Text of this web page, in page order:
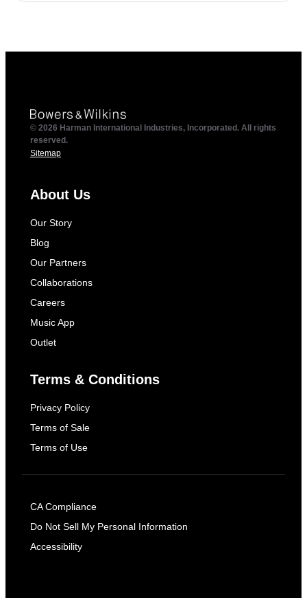
© 2026 Harman International Industries, Incorporated. All rights
reserved.
Sitemap
About Us
Our Story
Blog
Our Partners
Collaborations
Careers
Music App
Outlet
Terms & Conditions
Privacy Policy
Terms of Sale
Terms of Use
CA Compliance
Do Not Sell My Personal Information
Accessibility